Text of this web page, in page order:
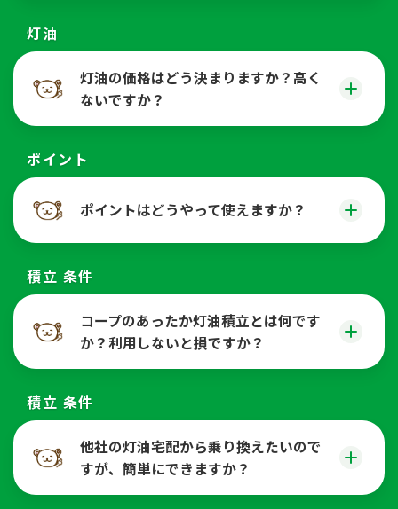
灯油
灯油の価格はどう決まりますか？高く
ないですか？
ポイント
ポイントはどうやって使えますか？
積立 条件
コープのあったか灯油積立とは何です
か？利用しないと損ですか？
積立 条件
他社の灯油宅配から乗り換えたいので
すが、簡単にできますか？